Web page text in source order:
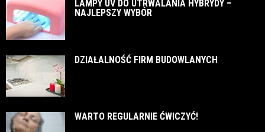
LAMPY UV DO UTRWALANIA HYBRYDY –
NAJLEPSZY WYBÓR
DZIAŁALNOŚĆ FIRM BUDOWLANYCH
WARTO REGULARNIE ĆWICZYĆ!